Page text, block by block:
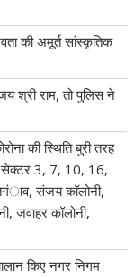
की अमूर्त सांस्कृतिक
श्री राम, तो पुलिस ने
की स्थिति बुरी तरह
सेक्टर 3, 7, 10, 16,
संजय कॉलोनी,
जवाहर कॉलोनी,
किए नगर निगम